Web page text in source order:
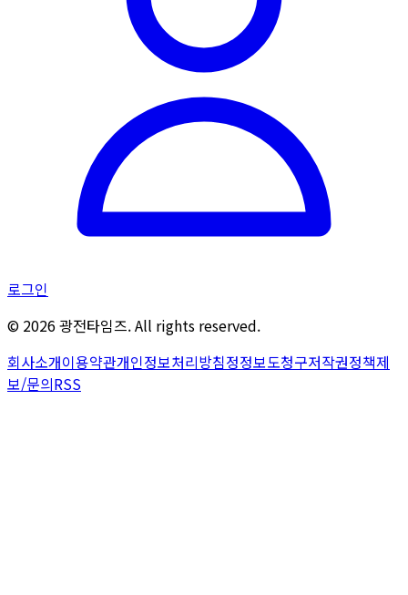
로그인
© 2026광전타임즈. All rights reserved.
회사소개이용약관개인정보처리방침정정보도청구저작권정책제
보/문의RSS